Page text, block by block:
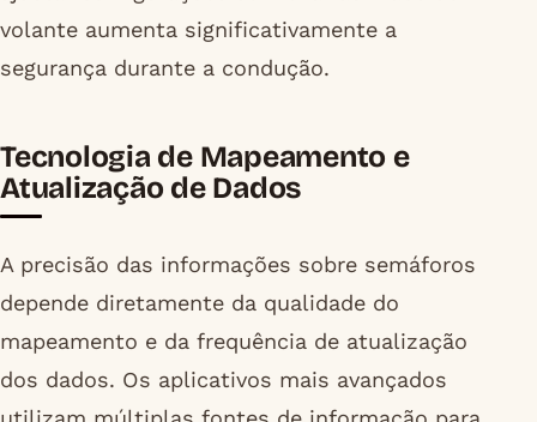
volante aumenta significativamente a
segurança durante a condução.
Tecnologia de Mapeamento e
Atualização de Dados
A precisão das informações sobre semáforos
depende diretamente da qualidade do
mapeamento e da frequência de atualização
dos dados. Os aplicativos mais avançados